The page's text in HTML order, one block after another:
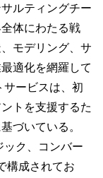
ルティングチー
体にわたる戦
モデリング、サ
適化を網羅して
ービスは、初
トを支援するた
づいている。
ク、コンバー
構成されてお